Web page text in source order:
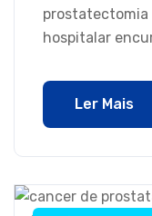
prostatectomia
hospitalar
Ler Mais